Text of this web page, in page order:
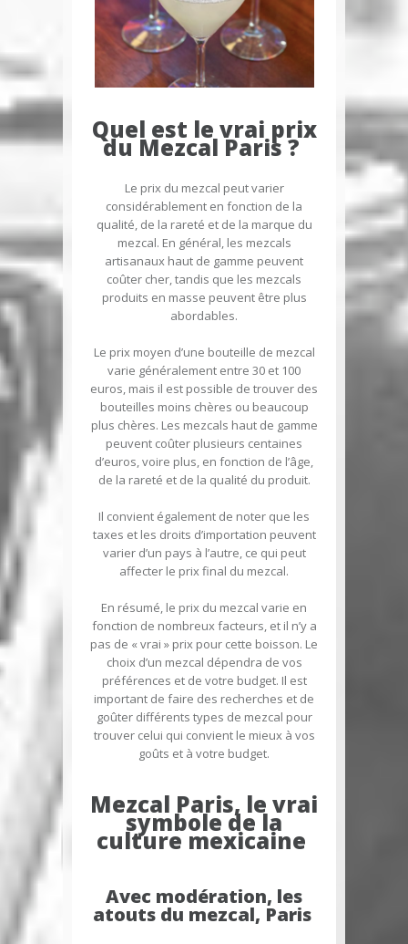
Quel est le vrai prix
du Mezcal Paris ?
Le prix du mezcal peut varier
considérablement en fonction de la
qualité, de la rareté et de la marque du
mezcal. En général, les mezcals
artisanaux haut de gamme peuvent
coûter cher, tandis que les mezcals
produits en masse peuvent être plus
abordables.
Le prix moyen d’une bouteille de mezcal
varie généralement entre 30 et 100
euros, mais il est possible de trouver des
bouteilles moins chères ou beaucoup
plus chères. Les mezcals haut de gamme
peuvent coûter plusieurs centaines
d’euros, voire plus, en fonction de l’âge,
de la rareté et de la qualité du produit.
Il convient également de noter que les
taxes et les droits d’importation peuvent
varier d’un pays à l’autre, ce qui peut
affecter le prix final du mezcal.
En résumé, le prix du mezcal varie en
fonction de nombreux facteurs, et il n’y a
pas de « vrai » prix pour cette boisson. Le
choix d’un mezcal dépendra de vos
préférences et de votre budget. Il est
important de faire des recherches et de
goûter différents types de mezcal pour
trouver celui qui convient le mieux à vos
goûts et à votre budget.
Mezcal Paris, le vrai
symbole de la
culture mexicaine
Avec modération, les
atouts du mezcal, Paris